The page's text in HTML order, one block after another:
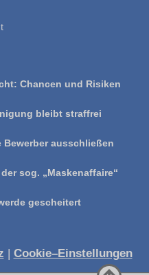
Chancen und Risiken
bleibt straffrei
ausschließen
sog. „Maskenaffaire“
gescheitert
| Cookie–Einstellungen